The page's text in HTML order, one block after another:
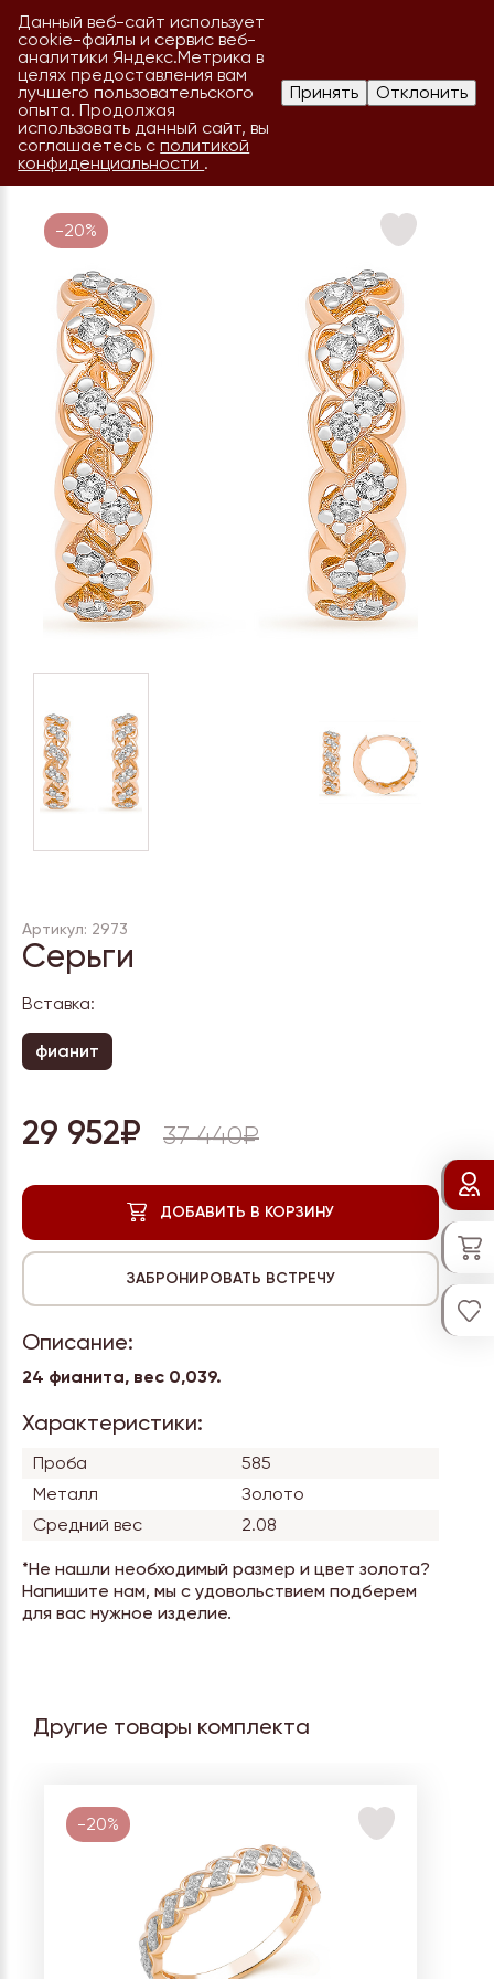
-20%
Артикул: 2973
Серьги
Вставка:
фианит
29 952₽ 37 440₽
Описание:
24 фианита, вес 0,039.
Характеристики:
Проба
585
Металл
Золото
Средний вес
2.08
*Не нашли необходимый размер и цвет золота?
Напишите нам, мы с удовольствием подберем
для вас нужное изделие.
Другие товары комплекта
-20%
Данный веб-сайт использует
cookie-файлы и сервис веб-
аналитики Яндекс.Метрика в
целях предоставления вам
лучшего пользовательского
опыта. Продолжая
использовать данный сайт, вы
соглашаетесь сполитикой
конфиденциальности .
Принять Отклонить